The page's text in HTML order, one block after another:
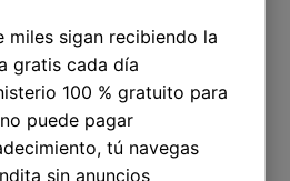
nos muestra la importancia
de apoyo en el camino de
que siguieron a Jesús
miles sigan recibiendo la
gratis cada día
100 % gratuito para
puede pagar
tú navegas
sin anuncios